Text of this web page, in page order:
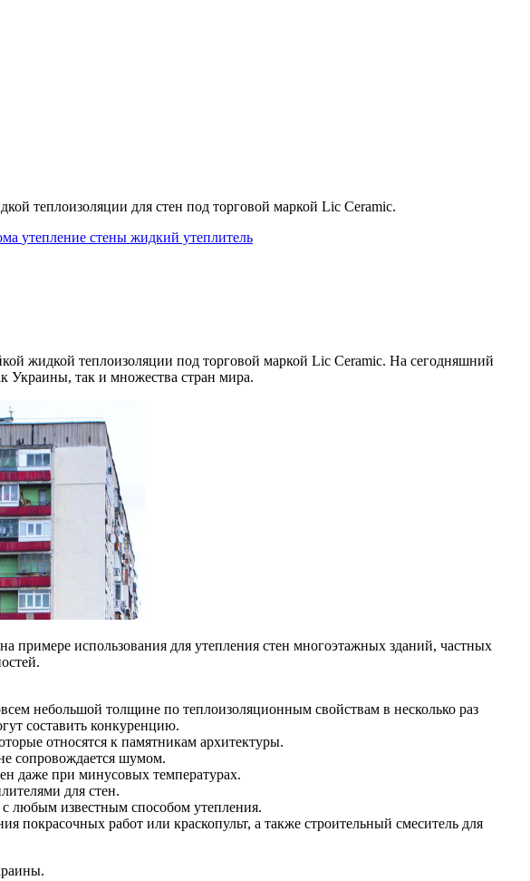
теплоизоляции для стен под торговой маркой Lic Ceramic.
утепление стены жидкий утеплитель
жидкой теплоизоляции под торговой маркой Lic Ceramic. На сегодняшний
Украины, так и множества стран мира.
примере использования для утепления стен многоэтажных зданий, частных
небольшой толщине по теплоизоляционным свойствам в несколько раз
составить конкуренцию.
относятся к памятникам архитектуры.
сопровождается шумом.
даже при минусовых температурах.
для стен.
любым известным способом утепления.
покрасочных работ или краскопульт, а также строительный смеситель для